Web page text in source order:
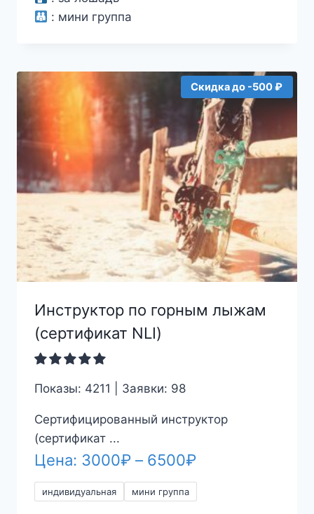
: мини группа
Скидка до -500 ₽
Инструктор по горным лыжам
(сертификат NLI)
Показы: 4211 | Заявки: 98
Сертифицированный инструктор
(сертификат ...
Цена: 3000₽ – 6500₽Диапазон
цен:
индивидуальная мини группа